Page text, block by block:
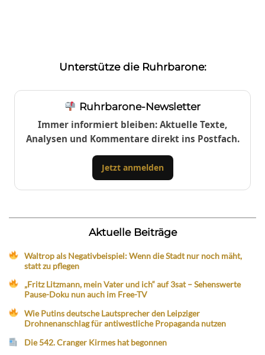
Unterstütze die Ruhrbarone:
Ruhrbarone-Newsletter
Immer informiert bleiben: Aktuelle Texte,
Analysen und Kommentare direkt ins Postfach.
Jetzt anmelden
Aktuelle Beiträge
Waltrop als Negativbeispiel: Wenn die Stadt nur noch mäht,
statt zu pflegen
„Fritz Litzmann, mein Vater und ich“ auf 3sat – Sehenswerte
Pause-Doku nun auch im Free-TV
Wie Putins deutsche Lautsprecher den Leipziger
Drohnenanschlag für antiwestliche Propaganda nutzen
Die 542. Cranger Kirmes hat begonnen